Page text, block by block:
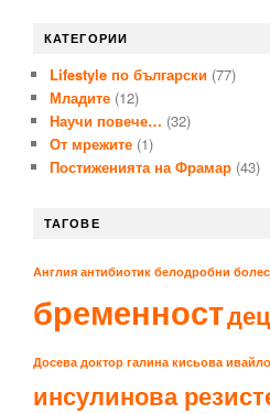
КАТЕГОРИИ
Lifestyle по български (77)
Младите (12)
Научи повече… (32)
От мрежите (1)
Постиженията на Фрамар (43)
ТАГОВЕ
Англия антибиотик белодробни
бременност
Досева доктор галина кисьова
инсулинова